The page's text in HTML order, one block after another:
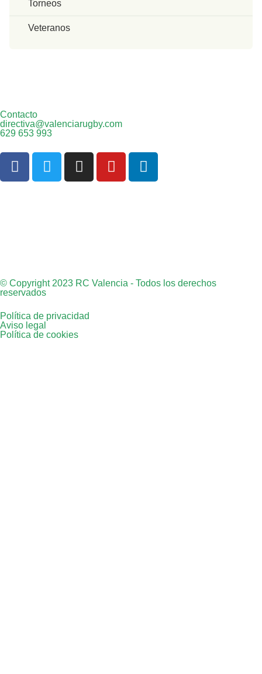
Torneos
Veteranos
Contacto
directiva@valenciarugby.com
629 653 993
© Copyright 2023 RC Valencia - Todos los derechos
reservados
Política de privacidad
Aviso legal
Política de cookies